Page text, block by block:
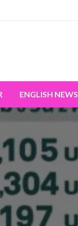
ENGLISH NEWS